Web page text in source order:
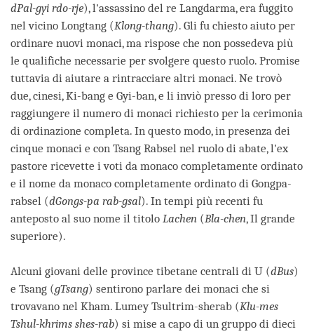
dPal-gyi rdo-rje), l'assassino del re Langdarma, era fuggito
nel vicino Longtang (Klong-thang). Gli fu chiesto aiuto per
ordinare nuovi monaci, ma rispose che non possedeva più
le qualifiche necessarie per svolgere questo ruolo. Promise
tuttavia di aiutare a rintracciare altri monaci. Ne trovò
due, cinesi, Ki-bang e Gyi-ban, e li inviò presso di loro per
raggiungere il numero di monaci richiesto per la cerimonia
di ordinazione completa. In questo modo, in presenza dei
cinque monaci e con Tsang Rabsel nel ruolo di abate, l'ex
pastore ricevette i voti da monaco completamente ordinato
e il nome da monaco completamente ordinato di Gongpa-
rabsel (dGongs-pa rab-gsal). In tempi più recenti fu
anteposto al suo nome il titolo Lachen (Bla-chen, Il grande
superiore).
Alcuni giovani delle province tibetane centrali di U (dBus)
e Tsang (gTsang) sentirono parlare dei monaci che si
trovavano nel Kham. Lumey Tsultrim-sherab (Klu-mes
Tshul-khrims shes-rab) si mise a capo di un gruppo di dieci